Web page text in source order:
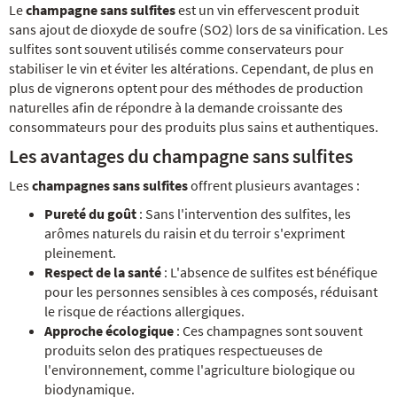
Lechampagne sans sulfitesest un vin effervescent produit
sans ajout de dioxyde de soufre (SO2) lors de sa vinification. Les
sulfites sont souvent utilisés comme conservateurs pour
stabiliser le vin et éviter les altérations. Cependant, de plus en
plus de vignerons optent pour des méthodes de production
naturelles afin de répondre à la demande croissante des
consommateurs pour des produits plus sains et authentiques.
Les avantages du champagne sans sulfites
Leschampagnes sans sulfitesoffrent plusieurs avantages :
Pureté du goût : Sans l'intervention des sulfites, les
arômes naturels du raisin et du terroir s'expriment
pleinement.
Respect de la santé : L'absence de sulfites est bénéfique
pour les personnes sensibles à ces composés, réduisant
le risque de réactions allergiques.
Approche écologique : Ces champagnes sont souvent
produits selon des pratiques respectueuses de
l'environnement, comme l'agriculture biologique ou
biodynamique.